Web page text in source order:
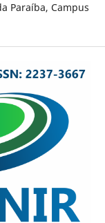
Paraíba, Campus